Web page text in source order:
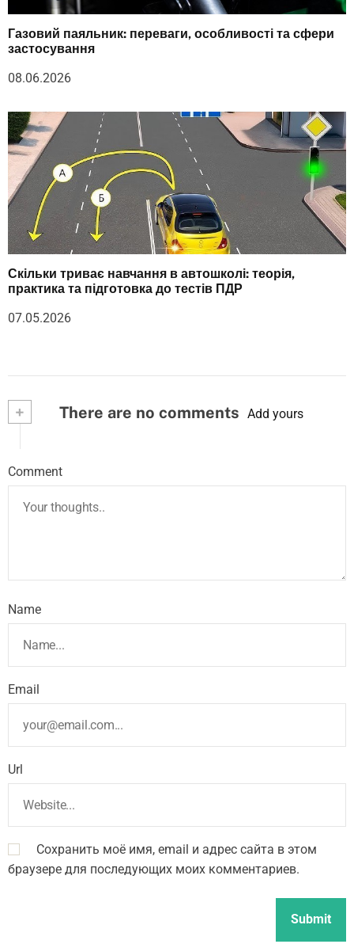
Газовий паяльник: переваги, особливості та сфери
застосування
08.06.2026
Скільки триває навчання в автошколі: теорія,
практика та підготовка до тестів ПДР
07.05.2026
+ There are no comments Add yours
Comment
Name
Email
Url
Сохранить моё имя, email и адрес сайта в этом
браузере для последующих моих комментариев.